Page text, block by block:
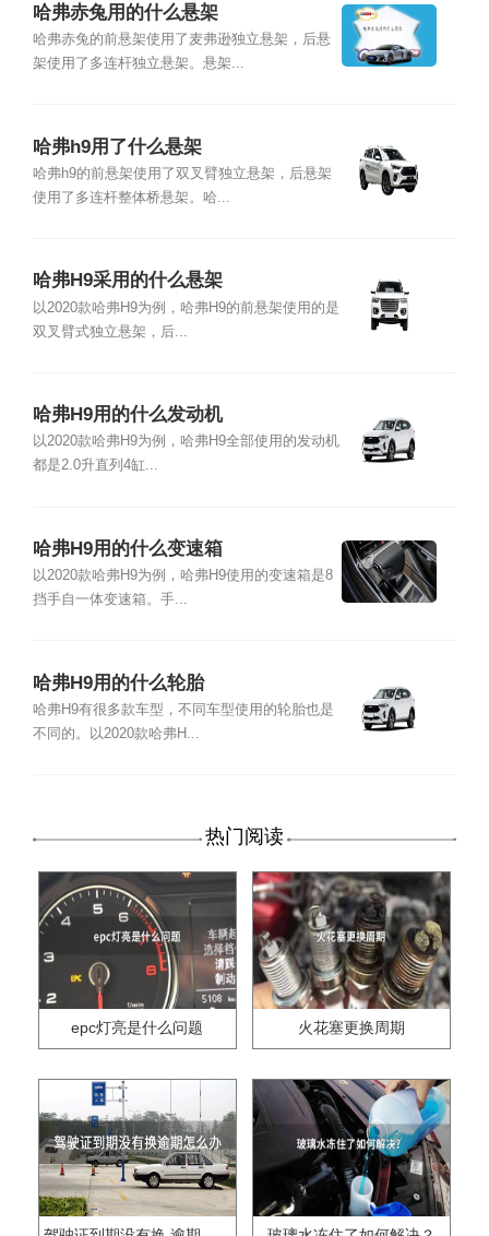
哈弗赤兔用的什么悬架
哈弗赤兔的前悬架使用了麦弗逊独立悬架，后悬
架使用了多连杆独立悬架。悬架...
哈弗h9用了什么悬架
哈弗h9的前悬架使用了双叉臂独立悬架，后悬架
使用了多连杆整体桥悬架。哈...
哈弗H9采用的什么悬架
以2020款哈弗H9为例，哈弗H9的前悬架使用的是
双叉臂式独立悬架，后...
哈弗H9用的什么发动机
以2020款哈弗H9为例，哈弗H9全部使用的发动机
都是2.0升直列4缸...
哈弗H9用的什么变速箱
以2020款哈弗H9为例，哈弗H9使用的变速箱是8
挡手自一体变速箱。手...
哈弗H9用的什么轮胎
哈弗H9有很多款车型，不同车型使用的轮胎也是
不同的。以2020款哈弗H...
热门阅读
epc灯亮是什么问题 火花塞更换周期